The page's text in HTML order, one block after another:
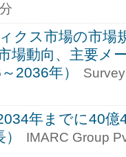
クス市場の市場
場動向、主要メ
2036年）
年までに40
IMARC Group